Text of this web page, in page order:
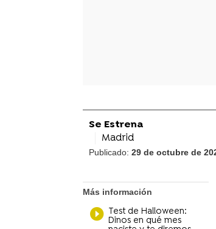
Se Estrena
Madrid
Publicado: 29 de octubre de
Más información
Test de Halloween:
Dinos en qué mes